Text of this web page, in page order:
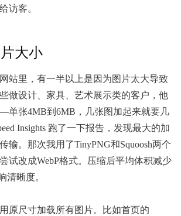
访客。
大小
站里，有一半以上是因为图片太大导致
做设计、家具、艺术展示类的客户，他
张4MB到6MB，几张图加起来就要几
Insights 跑了一下报告，发现最大的加
输。那次我用了TinyPNG和Squoosh两个
试改成WebP格式。压缩后平均体积减少
清晰度。
原尺寸加载所有图片。比如首页的